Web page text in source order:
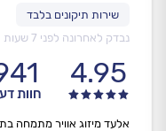
נבדק לאחרונה לפני 7 שעות
4.95
חוות
אלעד מיזוג אוויר מתמחה